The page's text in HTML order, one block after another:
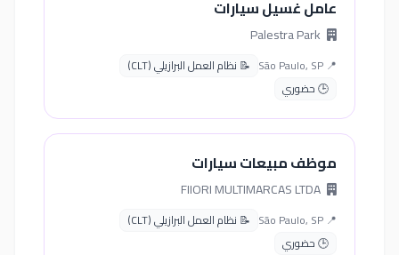
عامل غسيل سيارات
📍 São Paulo, SP
📝 نظام العمل البرازيلي (CLT)
🕒 حضوري
موظف مبيعات سيارات
📍 São Paulo, SP
📝 نظام العمل البرازيلي (CLT)
🕒 حضوري